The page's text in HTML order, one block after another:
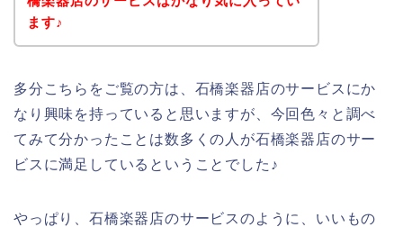
ます♪
多分こちらをご覧の方は、石橋楽器店のサービスにか
なり興味を持っていると思いますが、今回色々と調べ
てみて分かったことは数多くの人が石橋楽器店のサー
ビスに満足しているということでした♪
やっぱり、石橋楽器店のサービスのように、いいもの